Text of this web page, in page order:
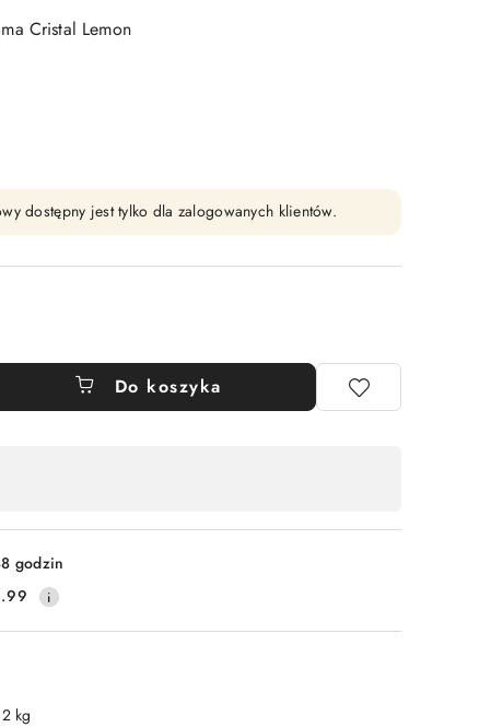
Cristal Lemon
dostępny jest tylko dla zalogowanych klientów.
Do koszyka
godzin
kg